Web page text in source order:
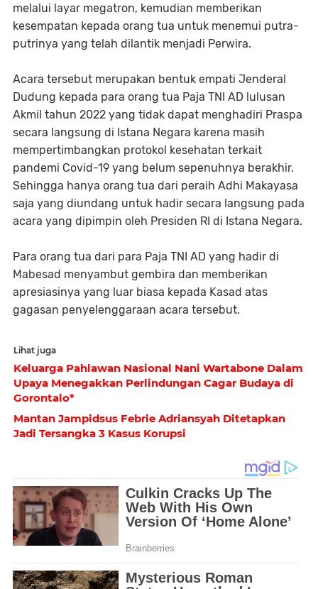
melalui layar megatron, kemudian memberikan
kesempatan kepada orang tua untuk menemui putra-
putrinya yang telah dilantik menjadi Perwira.
Acara tersebut merupakan bentuk empati Jenderal
Dudung kepada para orang tua Paja TNI AD lulusan
Akmil tahun 2022 yang tidak dapat menghadiri Praspa
secara langsung di Istana Negara karena masih
mempertimbangkan protokol kesehatan terkait
pandemi Covid-19 yang belum sepenuhnya berakhir.
Sehingga hanya orang tua dari peraih Adhi Makayasa
saja yang diundang untuk hadir secara langsung pada
acara yang dipimpin oleh Presiden RI di Istana Negara.
Para orang tua dari para Paja TNI AD yang hadir di
Mabesad menyambut gembira dan memberikan
apresiasinya yang luar biasa kepada Kasad atas
gagasan penyelenggaraan acara tersebut.
Lihat juga
Keluarga Pahlawan Nasional Nani Wartabone Dalam
Upaya Menegakkan Perlindungan Cagar Budaya di
Gorontalo*
Mantan Jampidsus Febrie Adriansyah Ditetapkan
Jadi Tersangka 3 Kasus Korupsi